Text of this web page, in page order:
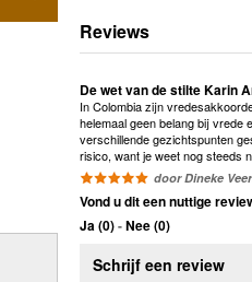
Reviews
De wet van de stilte Karin
In Colombia zijn
helemaal geen belang bij vrede
verschillende gezichtspunten
risico, want je weet nog steeds
door Dineke
Vond u dit een nuttige
Ja (0)-Nee (0)
Schrijf een review